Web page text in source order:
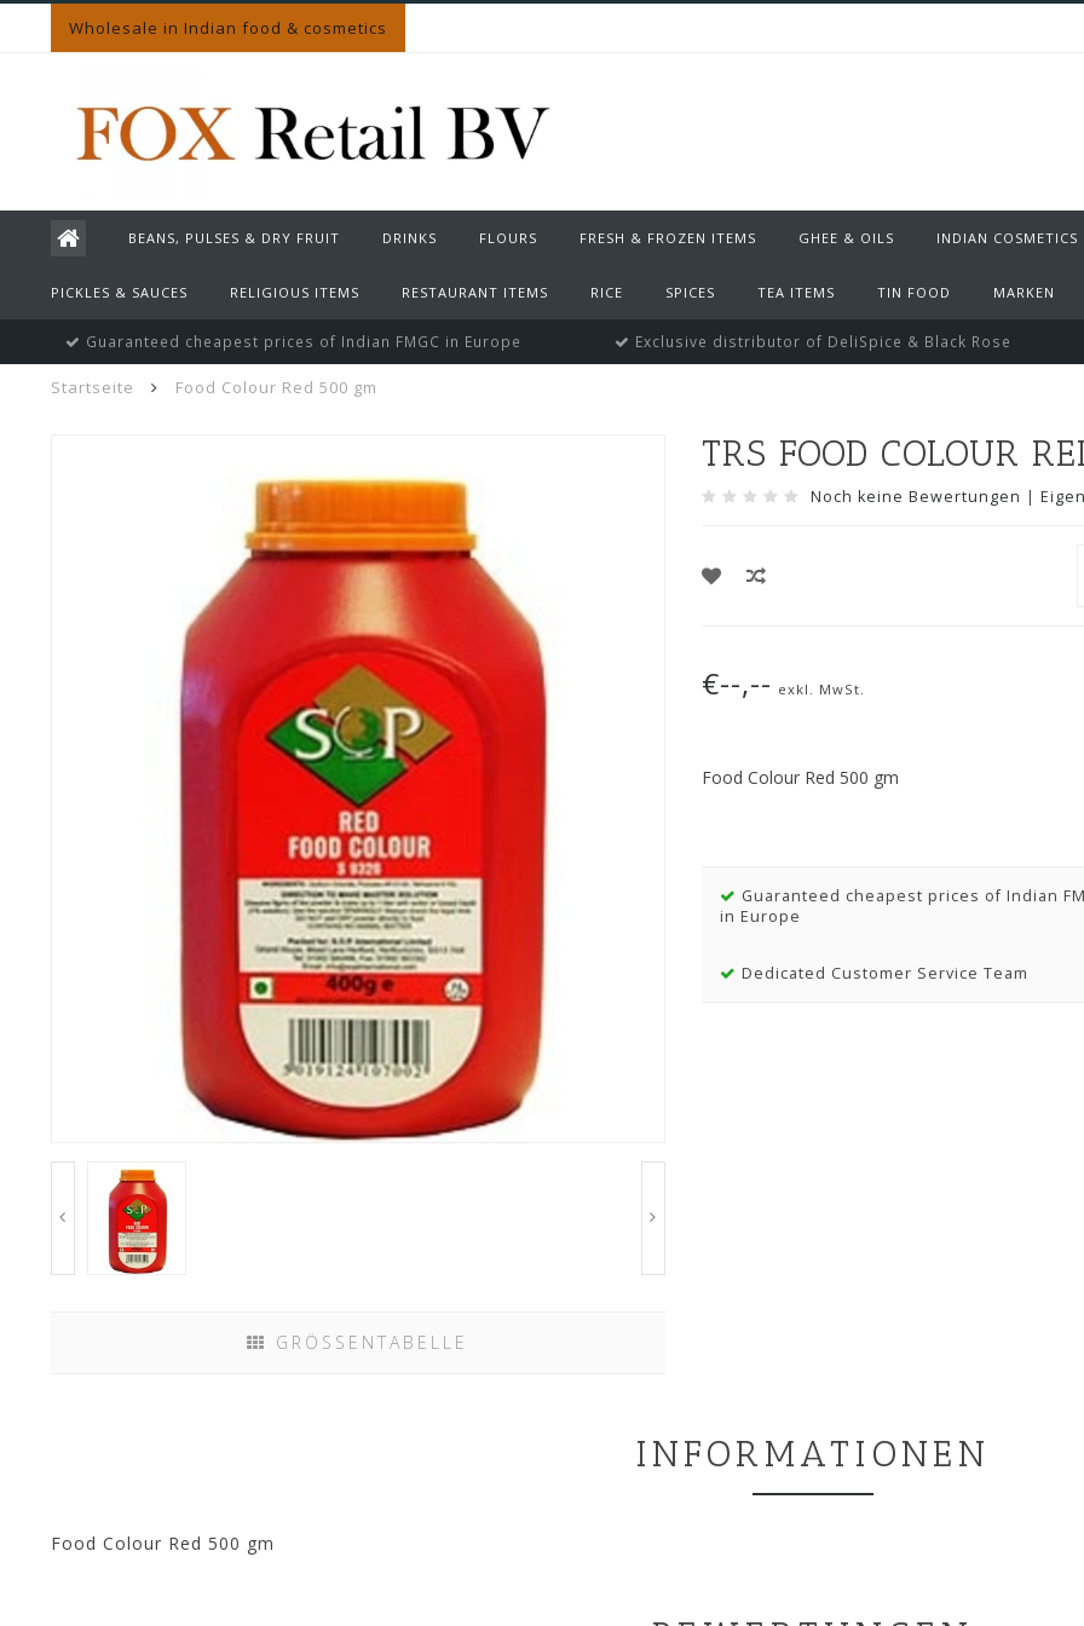
Wholesale in Indian food & cosmetics
BEANS, PULSES & DRY FRUIT DRINKS FLOURS FRESH & FROZEN ITEMS GHEE & OILS INDIAN COSMETICS
PICKLES & SAUCES RELIGIOUS ITEMS RESTAURANT ITEMS RICE SPICES TEA ITEMS TIN FOOD MARKEN
Guaranteed cheapest prices of Indian FMGC in Europe Exclusive distributor of DeliSpice & Black Rose
Startseite Food Colour Red 500 gm
GRÖSSENTABELLE
TRS FOOD COLOUR
Noch keine Bewertungen |
€--,-- exkl. MwSt.
Food Colour Red 500 gm
Guaranteed cheapest prices of Indian
in Europe
Dedicated Customer Service Team
INFORMATIONEN
Food Colour Red 500 gm